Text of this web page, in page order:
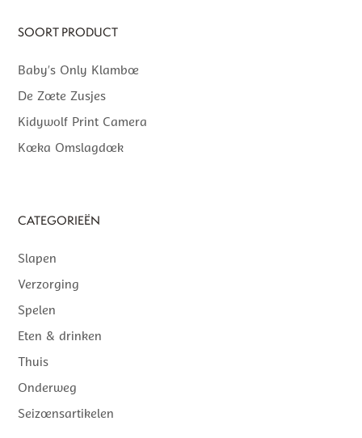
SOORT PRODUCT
Baby’s Only Klamboe
De Zoete Zusjes
Kidywolf Print Camera
Koeka Omslagdoek
CATEGORIEËN
Slapen
Verzorging
Spelen
Eten & drinken
Thuis
Onderweg
Seizoensartikelen